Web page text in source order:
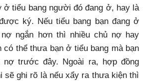
tiểu bang người đó đang ở, hay là
ký. Nếu tiểu bang bạn đang ở
ngắn hơn thì nhiều chủ nợ hay
có thể thưa bạn ở tiểu bang mà bạn
trước đây. Ngoài ra, hợp đồng
sẽ ghi rõ là nếu xẩy ra thưa kiện thì